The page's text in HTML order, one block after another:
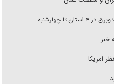
چهارشنبه
امریکا